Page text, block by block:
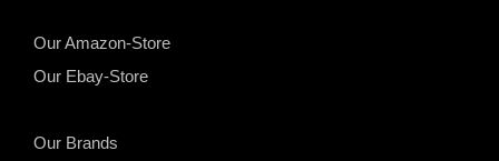
Our Amazon-Store
Our Ebay-Store
Our Brands